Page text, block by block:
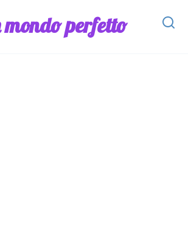
perfetto